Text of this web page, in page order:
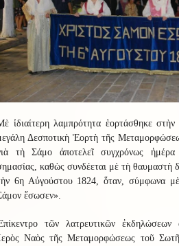
ἰδιαίτερη λαμπρότητα ἑορτάσθηκε
Δεσποτικὴ Ἑορτὴ τῆς
τὴ Σάμο ἀποτελεῖ συγχρόνως ἡμέρα
καθὼς συνδέεται μὲ τὴ θαυμαστὴ
6η Αὐγούστου 1824, ὅταν, σύμφωνα μὲ
ἔσωσεν».
τῶν λατρευτικῶν ἐκδηλώσεων
Ναὸς τῆς Μεταμορφώσεως τοῦ